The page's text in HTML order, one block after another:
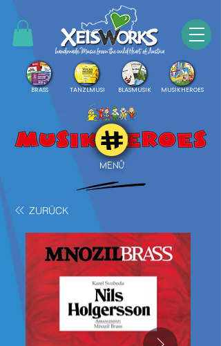
BRASS TANZLMUSI BLASMUSIK MUSIKHEROES
MENÜ
ZURÜCK